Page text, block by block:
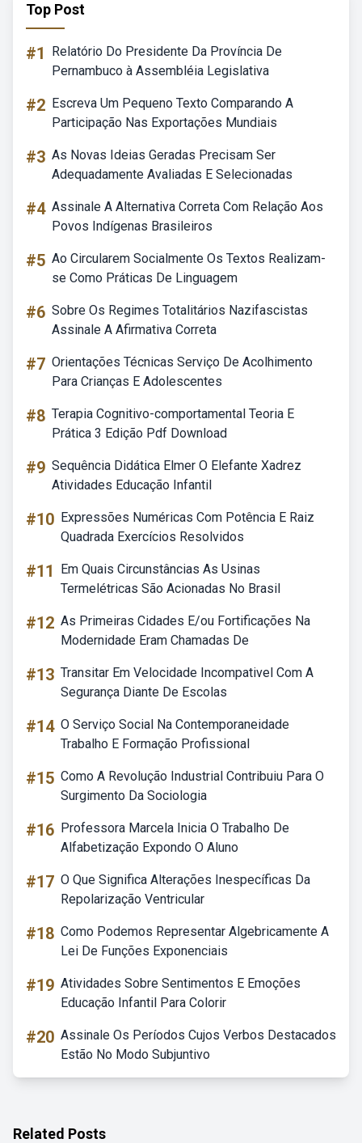
Top Post
#1
Relatório Do Presidente Da Província De
Pernambuco à Assembléia Legislativa
#2 Escreva Um Pequeno Texto Comparando A
Participação Nas Exportações Mundiais
#3 As Novas Ideias Geradas Precisam Ser
Adequadamente Avaliadas E Selecionadas
#4 Assinale A Alternativa Correta Com Relação Aos
Povos Indígenas Brasileiros
#5 Ao Circularem Socialmente Os Textos Realizam-
se Como Práticas De Linguagem
#6 Sobre Os Regimes Totalitários Nazifascistas
Assinale A Afirmativa Correta
#7 Orientações Técnicas Serviço De Acolhimento
Para Crianças E Adolescentes
#8 Terapia Cognitivo-comportamental Teoria E
Prática 3 Edição Pdf Download
#9 Sequência Didática Elmer O Elefante Xadrez
Atividades Educação Infantil
#10 Expressões Numéricas Com Potência E Raiz
Quadrada Exercícios Resolvidos
#11
Em Quais Circunstâncias As Usinas
Termelétricas São Acionadas No Brasil
#12 As Primeiras Cidades E/ou Fortificações Na
Modernidade Eram Chamadas De
#13 Transitar Em Velocidade Incompativel Com A
Segurança Diante De Escolas
#14 O Serviço Social Na Contemporaneidade
Trabalho E Formação Profissional
#15 Como A Revolução Industrial Contribuiu Para O
Surgimento Da Sociologia
#16 Professora Marcela Inicia O Trabalho De
Alfabetização Expondo O Aluno
#17 O Que Significa Alterações Inespecíficas Da
Repolarização Ventricular
#18 Como Podemos Representar Algebricamente A
Lei De Funções Exponenciais
#19 Atividades Sobre Sentimentos E Emoções
Educação Infantil Para Colorir
#20 Assinale Os Períodos Cujos Verbos Destacados
Estão No Modo Subjuntivo
Related Posts